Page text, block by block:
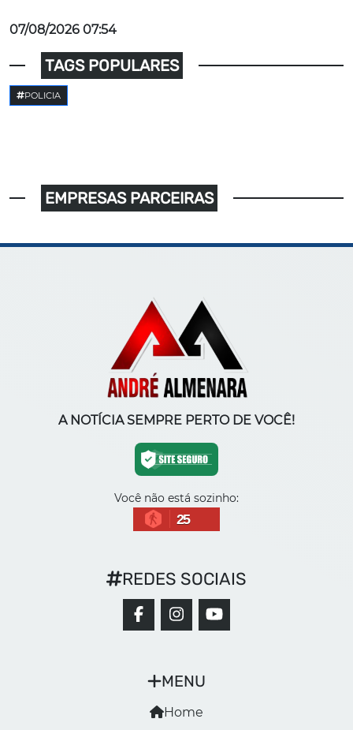
07/08/2026 07:54
TAGS POPULARES
POLICIA
EMPRESAS PARCEIRAS
A NOTÍCIA SEMPRE PERTO DE VOCÊ!
Você não está sozinho:
25
MENU
Home
REDES SOCIAIS